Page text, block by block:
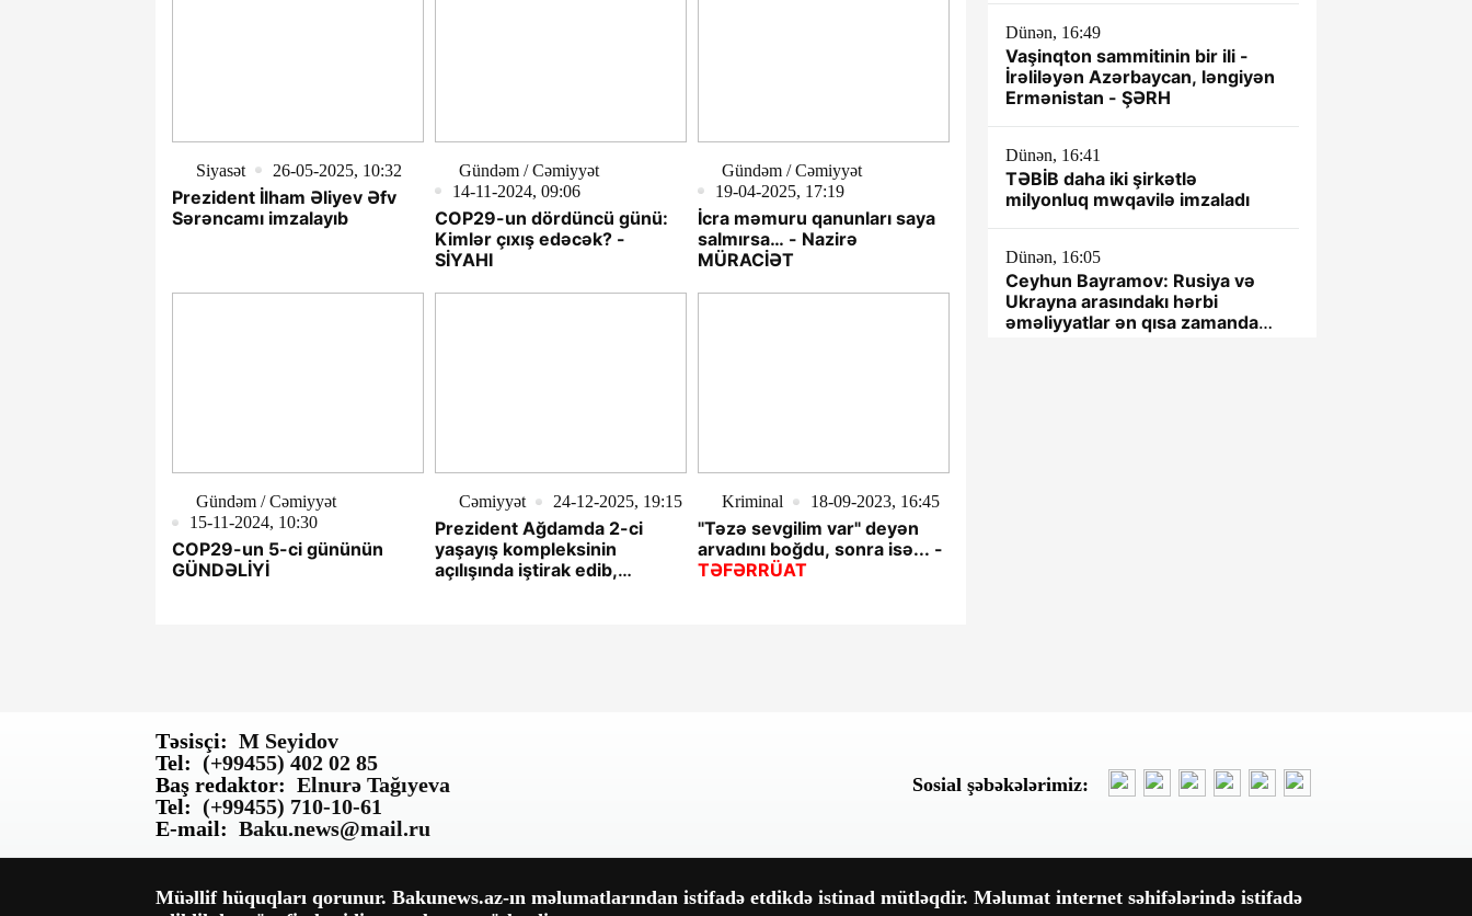
Siyasət 26-05-2025, 10:32
Prezident İlham Əliyev Əfv
Sərəncamı imzalayıb
Gündəm / Cəmiyyət
14-11-2024, 09:06
COP29-un dördüncü günü:
Kimlər çıxış edəcək? -
SİYAHI
Gündəm / Cəmiyyət
19-04-2025, 17:19
İcra məmuru qanunları saya
salmırsa… - Nazirə
MÜRACİƏT
Gündəm / Cəmiyyət
15-11-2024, 10:30
COP29-un 5-ci gününün
GÜNDƏLİYİ
Cəmiyyət 24-12-2025, 19:15
Prezident Ağdamda 2-ci
yaşayış kompleksinin
açılışında iştirak edib,
Kriminal 18-09-2023, 16:45
"Təzə sevgilim var" deyən
arvadını boğdu, sonra isə... -
TƏFƏRRÜAT
Dünən, 16:49
Vaşinqton sammitinin bir ili -
İrəliləyən Azərbaycan, ləngiyən
Ermənistan - ŞƏRH
Dünən, 16:41
TƏBİB daha iki şirkətlə
milyonluq mwqavilə imzaladı
Dünən, 16:05
Ceyhun Bayramov: Rusiya və
Ukrayna arasındakı hərbi
əməliyyatlar ən qısa zamanda
Ceyhun Bayramov: Azərbaycan
zərurət olsa Ukraynaya qaz
“Diamed Hospital” əvvəlki kimi
Təsisçi: M Seyidov
Tel: (+99455) 402 02 85
Baş redaktor: Elnurə Tağıyeva
Tel: (+99455) 710-10-61
E-mail: Baku.news@mail.ru
Sosial şəbəkələrimiz:
Müəllif hüquqları qorunur. Bakunews.az-ın məlumatlarından istifadə etdikdə istinad mütləqdir. Məlumat internet səhifələrində istifadə